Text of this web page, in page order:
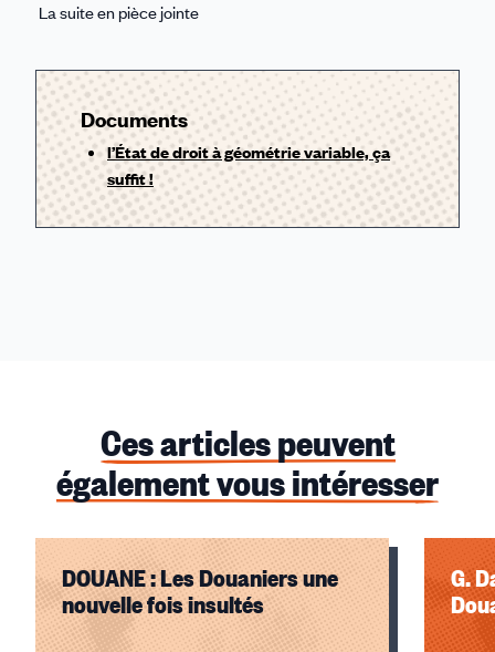
La suite en pièce jointe
Documents
l’État de droit à géométrie variable, ça
suffit !
Ces articles peuvent
également vous intéresser
DOUANE : Les Douaniers une
nouvelle fois insultés
G.